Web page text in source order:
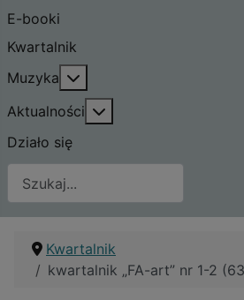
E-booki
Kwartalnik
Muzyka
Aktualności
Działo się
Kwartalnik
kwartalnik „FA-art” nr 1-2